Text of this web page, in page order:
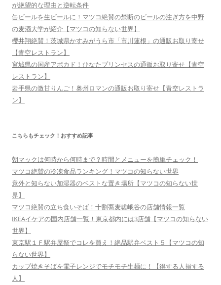
が絶望的な理由と逆転条件
缶ビールを生ビールに！マツコ絶賛の禁断のビールの注ぎ方を中野
の麦酒大学が紹介【マツコの知らない世界】
櫻井翔絶賛！茨城県かすみがうら市「市川蓮根」の通販お取り寄せ
【青空レストラン】
宮城県の国産アボカド！ひなたプリンセスの通販お取り寄せ【青空
レストラン】
岩手県の激甘りんご！奥州ロマンの通販お取り寄せ【青空レストラ
ン】
こちらもチェック！おすすめ記事
朝マックは何時から何時まで？時間とメニューを簡単チェック！
マツコ絶賛の冷凍食品ランキング！マツコの知らない世界
意外と知らない加湿器のベストな置き場所【マツコの知らない世
界】
マツコ絶賛の立ち食いそば！十割蕎麦嵯峨谷の店舗情報一覧
IKEAイケアの国内店舗一覧！東京都内には3店舗【マツコの知らない
世界】
東京駅１Ｆ駅弁屋祭でコレを買え！絶品駅弁ベスト５【マツコの知
らない世界】
カップ焼きそばを電子レンジでモチモチ生麺に！【得する人損する
人】